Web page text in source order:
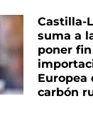
Castilla-
suma a
poner
Europea
carbón